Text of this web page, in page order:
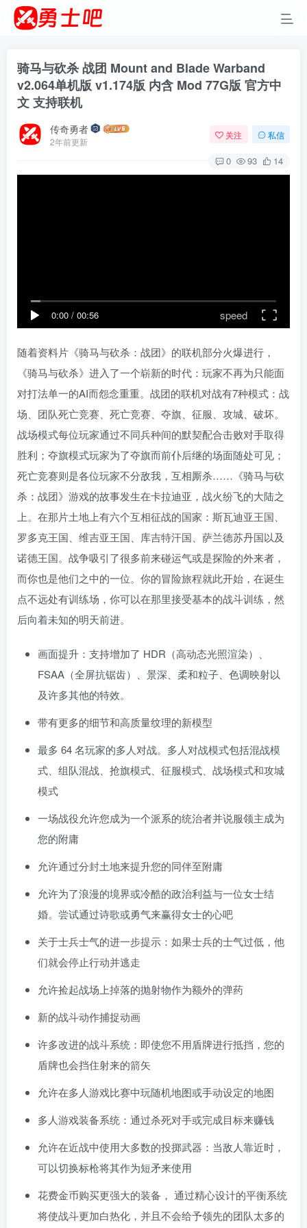
骑马与砍杀 战团 Mount and Blade Warband
v2.064单机版 v1.174版 内含 Mod 77G版 官方中
文 支持联机
传奇勇者
2年前更新
关注 私信
0 93 14
0:00 / 00:56 speed
随着资料片《骑马与砍杀：战团》的联机部分火爆进行，
《骑马与砍杀》进入了一个崭新的时代：玩家不再为只能面
对打法单一的AI而怨念重重。战团的联机对战有7种模式：战
场、团队死亡竞赛、死亡竞赛、夺旗、征服、攻城、破坏。
战场模式每位玩家通过不同兵种间的默契配合击败对手取得
胜利；夺旗模式玩家为了夺旗而前仆后继的场面随处可见；
死亡竞赛则是各位玩家不分敌我，互相厮杀……《骑马与砍
杀：战团》游戏的故事发生在卡拉迪亚，战火纷飞的大陆之
上。在那片土地上有六个互相征战的国家：斯瓦迪亚王国、
罗多克王国、维吉亚王国、库吉特汗国、萨兰德苏丹国以及
诺德王国。战争吸引了很多前来碰运气或是探险的外来者，
而你也是他们之中的一位。你的冒险旅程就此开始，在诞生
点不远处有训练场，你可以在那里接受基本的战斗训练，然
后向着未知的明天前进。
画面提升：支持增加了 HDR（高动态光照渲染）、
FSAA（全屏抗锯齿）、景深、柔和粒子、色调映射以
及许多其他的特效。
带有更多的细节和高质量纹理的新模型
最多 64 名玩家的多人对战。多人对战模式包括混战模
式、组队混战、抢旗模式、征服模式、战场模式和攻城
模式
一场战役允许您成为一个派系的统治者并说服领主成为
您的附庸
允许通过分封土地来提升您的同伴至附庸
允许为了浪漫的境界或冷酷的政治利益与一位女士结
婚。尝试通过诗歌或勇气来赢得女士的心吧
关于士兵士气的进一步提示：如果士兵的士气过低，他
们就会停止行动并逃走
允许捡起战场上掉落的抛射物作为额外的弹药
新的战斗动作捕捉动画
许多改进的战斗系统：即使您不用盾牌进行抵挡，您的
盾牌也会挡住射来的箭矢
允许在多人游戏比赛中玩随机地图或手动设定的地图
多人游戏装备系统：通过杀死对手或完成目标来赚钱
允许在近战中使用大多数的投掷武器：当敌人靠近时，
可以切换标枪将其作为短矛来使用
花费金币购买更强大的装备， 通过精心设计的平衡系统
将使战斗更加白热化，并且不会给予领先的团队太多的